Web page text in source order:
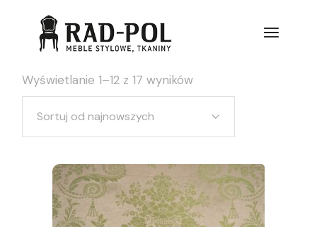
Wyświetlanie 1–12 z 17 wyników
Sortuj od najnowszych